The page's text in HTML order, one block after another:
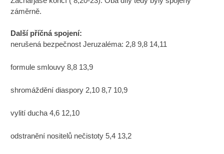
záměrně.
Další příčná spojení:
nerušená bezpečnost Jeruzaléma: 2,8 9,8 14,11
formule smlouvy 8,8 13,9
shromáždění diaspory 2,10 8,7 10,9
vylití ducha 4,6 12,10
odstranění nositelů nečistoty 5,4 13,2